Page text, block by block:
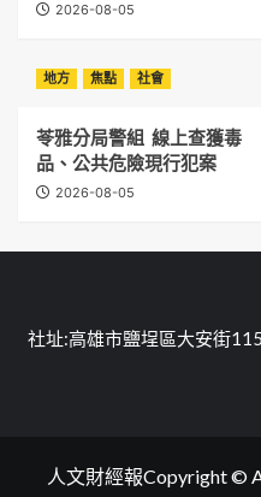
2026-08-05
地方
焦點 社會
苓雅分局警組 線上查獲毒
品、公共危險現行犯案
2026-08-05
社址:高雄市鹽埕區大安街
人文財經報Copyright ©